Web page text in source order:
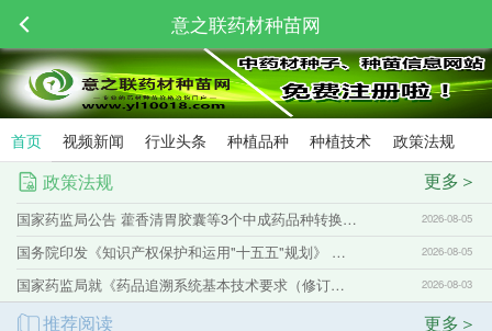
意之联药材种苗网
首页 视频新闻 行业头条 种植品种 种植技术 政策法规
政策法规 更多＞
国家药监局公告 藿香清胃胶囊等3个中成药品种转换为非处方药 2026-08-05
国务院印发《知识产权保护和运用"十五五"规划》 明确加强中医药传统知识保护 2026-08-05
国家药监局就《药品追溯系统基本技术要求（修订征求意见稿）》公开征求意见 2026-08-03
推荐阅读 更多＞